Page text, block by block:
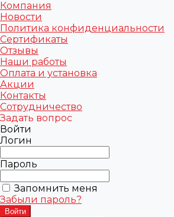
Компания
Новости
Политика конфиденциальности
Сертификаты
Отзывы
Наши работы
Оплата и установка
Акции
Контакты
Сотрудничество
Задать вопрос
Войти
Логин
Пароль
Запомнить меня
Забыли пароль?